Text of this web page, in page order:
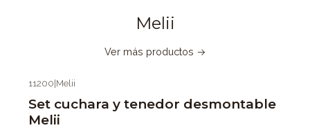
Melii
Ver más productos
11200|Melii
Set cuchara y tenedor desmontable
Melii